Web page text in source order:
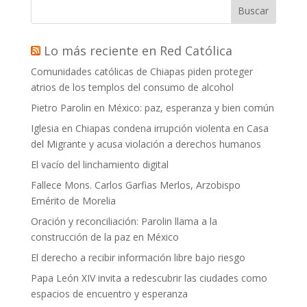
Buscar
Lo más reciente en Red Católica
Comunidades católicas de Chiapas piden proteger
atrios de los templos del consumo de alcohol
Pietro Parolin en México: paz, esperanza y bien común
Iglesia en Chiapas condena irrupción violenta en Casa
del Migrante y acusa violación a derechos humanos
El vacío del linchamiento digital
Fallece Mons. Carlos Garfias Merlos, Arzobispo
Emérito de Morelia
Oración y reconciliación: Parolin llama a la
construcción de la paz en México
El derecho a recibir información libre bajo riesgo
Papa León XIV invita a redescubrir las ciudades como
espacios de encuentro y esperanza